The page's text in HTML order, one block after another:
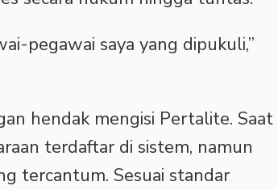
pegawai saya yang dipukuli,”
hendak mengisi Pertalite. Saat
terdaftar di sistem, namun
tercantum. Sesuai standar